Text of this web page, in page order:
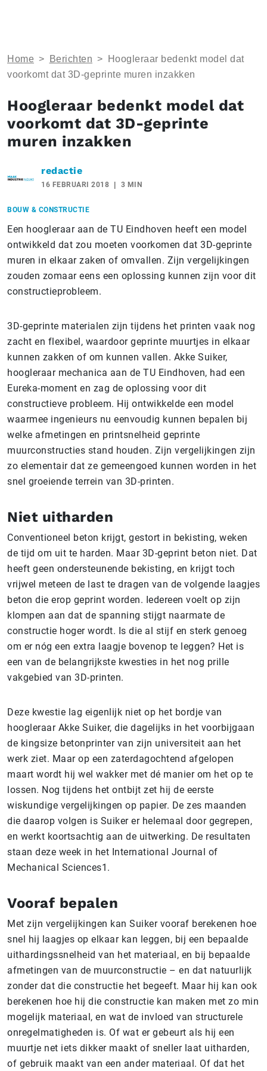
Home > Berichten >
Hoogleraar bedenkt model dat
voorkomt dat 3D-geprinte muren inzakken
Hoogleraar bedenkt model dat
voorkomt dat 3D-geprinte
muren inzakken
redactie
16 FEBRUARI 2018 3 MIN
BOUW & CONSTRUCTIE
Een hoogleraar aan de TU Eindhoven heeft een model
ontwikkeld dat zou moeten voorkomen dat 3D-geprinte
muren in elkaar zaken of omvallen. Zijn vergelijkingen
zouden zomaar eens een oplossing kunnen zijn voor dit
constructieprobleem.
3D-geprinte materialen zijn tijdens het printen vaak nog
zacht en flexibel, waardoor geprinte muurtjes in elkaar
kunnen zakken of om kunnen vallen. Akke Suiker,
hoogleraar mechanica aan de TU Eindhoven, had een
Eureka-moment en zag de oplossing voor dit
constructieve probleem. Hij ontwikkelde een model
waarmee ingenieurs nu eenvoudig kunnen bepalen bij
welke afmetingen en printsnelheid geprinte
muurconstructies stand houden. Zijn vergelijkingen zijn
zo elementair dat ze gemeengoed kunnen worden in het
snel groeiende terrein van 3D-printen.
Niet uitharden
Conventioneel beton krijgt, gestort in bekisting, weken
de tijd om uit te harden. Maar 3D-geprint beton niet. Dat
heeft geen ondersteunende bekisting, en krijgt toch
vrijwel meteen de last te dragen van de volgende laagjes
beton die erop geprint worden. Iedereen voelt op zijn
klompen aan dat de spanning stijgt naarmate de
constructie hoger wordt. Is die al stijf en sterk genoeg
om er nóg een extra laagje bovenop te leggen? Het is
een van de belangrijkste kwesties in het nog prille
vakgebied van 3D-printen.
Deze kwestie lag eigenlijk niet op het bordje van
hoogleraar Akke Suiker, die dagelijks in het voorbijgaan
de kingsize betonprinter van zijn universiteit aan het
werk ziet. Maar op een zaterdagochtend afgelopen
maart wordt hij wel wakker met dé manier om het op te
lossen. Nog tijdens het ontbijt zet hij de eerste
wiskundige vergelijkingen op papier. De zes maanden
die daarop volgen is Suiker er helemaal door gegrepen,
en werkt koortsachtig aan de uitwerking. De resultaten
staan deze week in het International Journal of
Mechanical Sciences1.
Vooraf bepalen
Met zijn vergelijkingen kan Suiker vooraf berekenen hoe
snel hij laagjes op elkaar kan leggen, bij een bepaalde
uithardingssnelheid van het materiaal, en bij bepaalde
afmetingen van de muurconstructie – en dat natuurlijk
zonder dat die constructie het begeeft. Maar hij kan ook
berekenen hoe hij die constructie kan maken met zo min
mogelijk materiaal, en wat de invloed van structurele
onregelmatigheden is. Of wat er gebeurt als hij een
muurtje net iets dikker maakt of sneller laat uitharden,
of gebruik maakt van een ander materiaal. Of dat het